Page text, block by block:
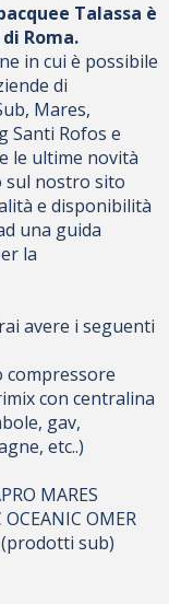
Talassa è
Roma.
in cui è possibile
di
Mares,
Santi Rofos e
le ultime novità
sul nostro sito
e disponibilità
una guida
la
avere i seguenti
compressore
con centralina
gav,
etc..)
MARES
OMER
(prodotti sub)